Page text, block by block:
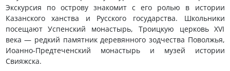
Экскурсия по острову знакомит с его ролью в истории
Казанского ханства и Русского государства. Школьники
посещают Успенский монастырь, Троицкую церковь XVI
века — редкий памятник деревянного зодчества Поволжья,
Иоанно-Предтеченский монастырь и музей истории
Свияжска.